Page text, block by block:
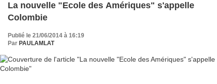
La nouvelle "Ecole des Amériques" s'appelle
Colombie
Publié le 21/06/2014 à 16:19
Par PAULAMLAT